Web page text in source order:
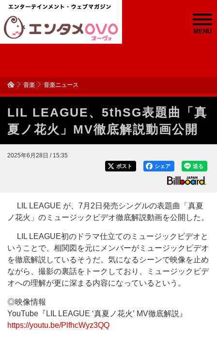
MENU
音楽 音楽ニュース
LIL LEAGUE、5thSG表題曲「真
夏ノ花火」MV徹底解説動画公開
2025年6月28日 / 15:35
送る
シェア
ポスト
LIL LEAGUE が、7月2日発売シングルの表題曲「真夏
ノ花火」のミュージックビデオ徹底解説動画を公開した。
LIL LEAGUE初のドラマ仕立てのミュージックビデオと
いうことで、相関図を元にメンバーがミュージックビデオ
を徹底解説しているそうだ。気になるシーンで映像を止め
ながら、撮影の裏話をトークしており、ミュージックビデ
オへの理解が更に深まる内容になっているという。
◎映像情報
YouTube『LIL LEAGUE ‘真夏ノ花火’ MV徹底解説』
https://youtu.be/PlfhcWyz3QQ